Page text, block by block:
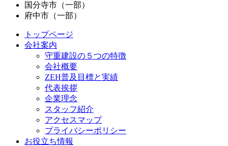
国分寺市（一部）
府中市（一部）
トップページ
会社案内
守重建設の５つの特徴
会社概要
ZEH普及目標と実績
代表挨拶
企業理念
スタッフ紹介
アクセスマップ
プライバシーポリシー
お役立ち情報